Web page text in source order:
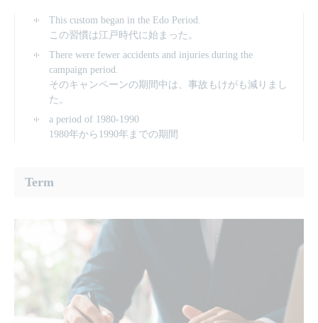
This custom began in the Edo Period.
この習慣は江戸時代に始まった。
There were fewer accidents and injuries during the
campaign period.
そのキャンペーンの期間中は、事故もけがも減りまし
た。
a period of 1980-1990
1980年から1990年までの期間
Term